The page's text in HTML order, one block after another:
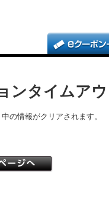
ンタイムアウ
の情報がクリアされます。